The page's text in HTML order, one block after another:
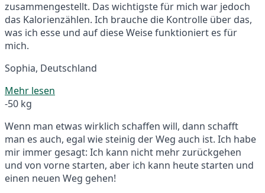
zusammengestellt. Das wichtigste für mich war jedoch
das Kalorienzählen. Ich brauche die Kontrolle über das,
was ich esse und auf diese Weise funktioniert es für
mich.
Sophia, Deutschland
Mehr lesen
-50 kg
Wenn man etwas wirklich schaffen will, dann schafft
man es auch, egal wie steinig der Weg auch ist. Ich habe
mir immer gesagt: Ich kann nicht mehr zurückgehen
und von vorne starten, aber ich kann heute starten und
einen neuen Weg gehen!